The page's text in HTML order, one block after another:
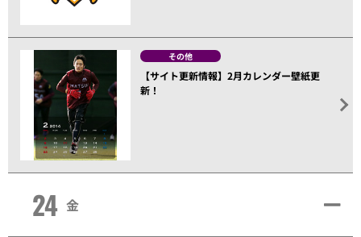
その他
【サイト更新情報】2月カレンダー壁紙更
新！
24 金